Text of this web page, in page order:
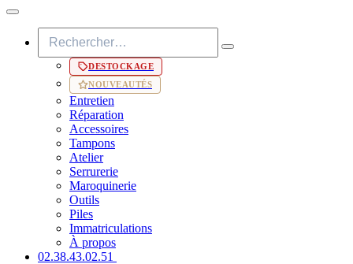
DESTOCKAGE
NOUVEAUTÉS
Entretien
Réparation
Accessoires
Tampons
Atelier
Serrurerie
Maroquinerie
Outils
Piles
Immatriculations
À propos
02.38.43​.02.51